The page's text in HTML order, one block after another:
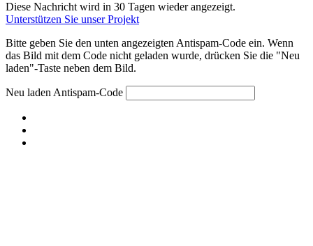
Diese Nachricht wird in 30 Tagen wieder angezeigt.
Unterstützen Sie unser Projekt
Bitte geben Sie den unten angezeigten Antispam-Code ein. Wenn
das Bild mit dem Code nicht geladen wurde, drücken Sie die "Neu
laden"-Taste neben dem Bild.
Neu laden Antispam-Code